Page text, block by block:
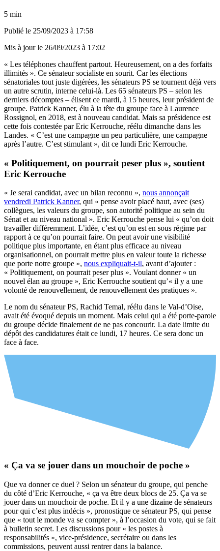
5 min
Publié le 25/09/2023 à 17:58
Mis à jour le 26/09/2023 à 17:02
« Les téléphones chauffent partout. Heureusement, on a des forfaits
illimités ». Ce sénateur socialiste en sourit. Car les élections
sénatoriales tout juste digérées, les sénateurs PS se tournent déjà vers
un autre scrutin, interne celui-là. Les 65 sénateurs PS – selon les
derniers décomptes – élisent ce mardi, à 15 heures, leur président de
groupe. Patrick Kanner, élu à la tête du groupe face à Laurence
Rossignol, en 2018, est à nouveau candidat. Mais sa présidence est
cette fois contestée par Eric Kerrouche, réélu dimanche dans les
Landes. « C’est une campagne un peu particulière, une campagne
après l’autre. C’est stimulant », dit ce lundi Eric Kerrouche.
« Politiquement, on pourrait peser plus », soutient
Eric Kerrouche
« Je serai candidat, avec un bilan reconnu », nous annonçait
vendredi Patrick Kanner, qui « pense avoir placé haut, avec (ses)
collègues, les valeurs du groupe, son autorité politique au sein du
Sénat et au niveau national ». Eric Kerrouche pense lui « qu’on doit
travailler différemment. L’idée, c’est qu’on est en sous régime par
rapport à ce qu’on pourrait faire. On peut avoir une visibilité
politique plus importante, en étant plus efficace au niveau
organisationnel, on pourrait mettre plus en valeur toute la richesse
que porte notre groupe », nous expliquait-t-il, avant d’ajouter :
« Politiquement, on pourrait peser plus ». Voulant donner « un
nouvel élan au groupe », Eric Kerrouche soutient qu’« il y a une
volonté de renouvellement, de renouvellement des pratiques ».
Le nom du sénateur PS, Rachid Temal, réélu dans le Val-d’Oise,
avait été évoqué depuis un moment. Mais celui qui a été porte-parole
du groupe décide finalement de ne pas concourir. La date limite du
dépôt des candidatures était ce lundi, 17 heures. Ce sera donc un
face à face.
« Ça va se jouer dans un mouchoir de poche »
Que va donner ce duel ? Selon un sénateur du groupe, qui penche
du côté d’Eric Kerrouche, « ça va être deux blocs de 25. Ça va se
jouer dans un mouchoir de poche. Et il y a une dizaine de sénateurs
pour qui c’est plus indécis », pronostique ce sénateur PS, qui pense
que « tout le monde va se compter », à l’occasion du vote, qui se fait
à bulletin secret. Les discussions pour « les postes à
responsabilités », vice-présidence, secrétaire ou dans les
commissions, peuvent aussi rentrer dans la balance.